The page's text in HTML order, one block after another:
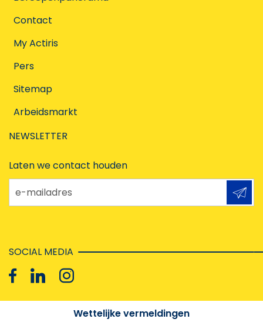
Contact
My Actiris
Pers
Sitemap
Arbeidsmarkt
NEWSLETTER
Laten we contact houden
e-mailadres
SOCIAL MEDIA
Wettelijke vermeldingen